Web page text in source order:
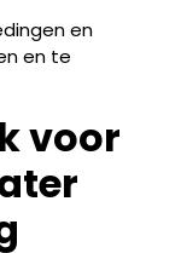
en
en te
voor